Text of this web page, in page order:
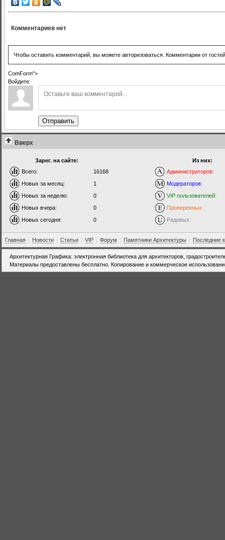
Комментариев нет
Чтобы оставить комментарий, вы можете авторизоваться. Комментарии от
ComForm">
Войдите:
Отправить
Вверх
Зарег. на сайте:
Всего:
16168
Новых за месяц:
1
Новых за неделю:
0
Новых вчера:
0
Новых сегодня:
0
Из них:
Администраторов:
Модераторов:
VIP пользователей:
Проверенных:
Рядовых:
Главная | Новости | Статьи | VIP | Форум | Памятники Архитектуры | Последние
Архитектурная Графика: электронная библиотека для архитекторов,
Материалы предоставлены бесплатно. Копирование и коммерческое